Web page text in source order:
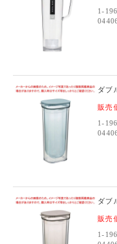
1-
ダブ
販売
1-
ダブ
販売
1-